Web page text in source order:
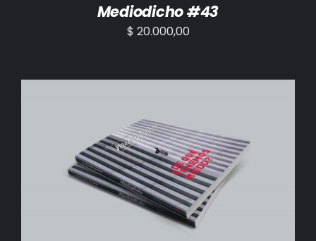
Mediodicho #43
$ 20.000,00
AÑADIR AL CARRITO / DETALLES